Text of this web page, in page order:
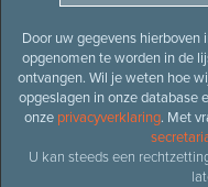
Door uw gegevens
opgenomen te worden in de
ontvangen. Wil je weten hoe
opgeslagen in onze database
onze privacyverklaring. Met
U kan steeds een